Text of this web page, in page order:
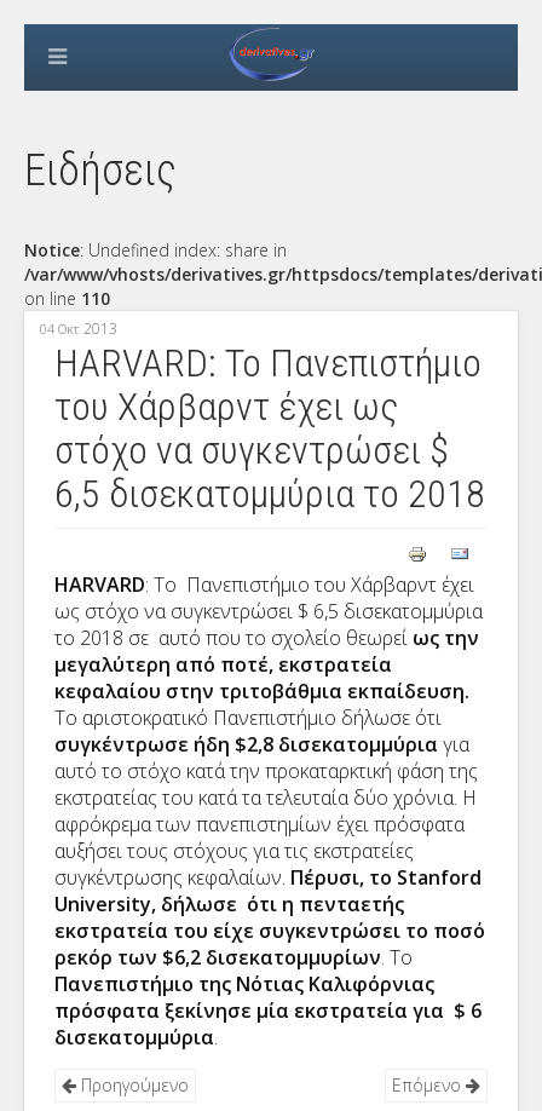
Ειδήσεις
Notice: Undefined index: share in
/var/www/vhosts/derivatives.gr/httpsdocs/templates/
on line 110
04 Οκτ 2013
HARVARD: Το Πανεπιστήμιο
του Χάρβαρντ έχει ως
στόχο να συγκεντρώσει $
6,5 δισεκατομμύρια το 2018
HARVARD: Το Πανεπιστήμιο του Χάρβαρντ έχει
ως στόχο να συγκεντρώσει $ 6,5 δισεκατομμύρια
το 2018 σε αυτό που το σχολείο θεωρεί ως την
μεγαλύτερη από ποτέ, εκστρατεία
κεφαλαίου στην τριτοβάθμια εκπαίδευση.
Το αριστοκρατικό Πανεπιστήμιο δήλωσε ότι
συγκέντρωσε ήδη $2,8 δισεκατομμύρια για
αυτό το στόχο κατά την προκαταρκτική φάση της
εκστρατείας του κατά τα τελευταία δύο χρόνια. Η
αφρόκρεμα των πανεπιστημίων έχει πρόσφατα
αυξήσει τους στόχους για τις εκστρατείες
συγκέντρωσης κεφαλαίων. Πέρυσι, το Stanford
University, δήλωσε ότι η πενταετής
εκστρατεία του είχε συγκεντρώσει το ποσό
ρεκόρ των $6,2 δισεκατομμυρίων. Το
Πανεπιστήμιο της Νότιας Καλιφόρνιας
πρόσφατα ξεκίνησε μία εκστρατεία για $ 6
δισεκατομμύρια.
Προηγούμενο Επόμενο